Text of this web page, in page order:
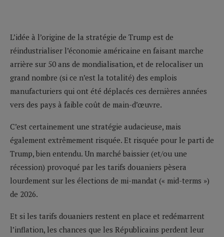
L’idée à l’origine de la stratégie de Trump est de
réindustrialiser l’économie américaine en faisant marche
arrière sur 50 ans de mondialisation, et de relocaliser un
grand nombre (si ce n’est la totalité) des emplois
manufacturiers qui ont été déplacés ces dernières années
vers des pays à faible coût de main-d’œuvre.
C’est certainement une stratégie audacieuse, mais
également extrêmement risquée. Et risquée pour le parti de
Trump, bien entendu. Un marché baissier (et/ou une
récession) provoqué par les tarifs douaniers pèsera
lourdement sur les élections de mi-mandat (« mid-terms »)
de 2026.
Et si les tarifs douaniers restent en place et redémarrent
l’inflation, les chances que les Républicains perdent leur